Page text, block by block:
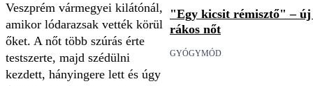
Veszprém vármegyei kilátónál,
amikor lódarazsak vették körül
őket. A nőt több szúrás érte
testszerte, majd szédülni
kezdett, hányingere lett és úgy
"Egy kicsit rémisztő" – új
rákos nőt
GYÓGYMÓD